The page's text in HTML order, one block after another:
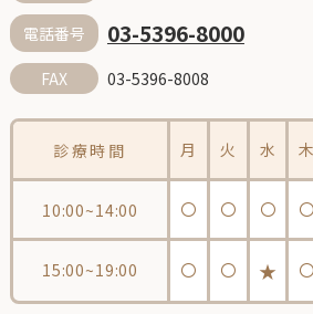
電話番号 03-5396-8000
FAX 03-5396-8008
診療時間 月 火 水 木
10:00~14:00 〇 〇 〇 〇
15:00~19:00 〇 〇 ★ 〇